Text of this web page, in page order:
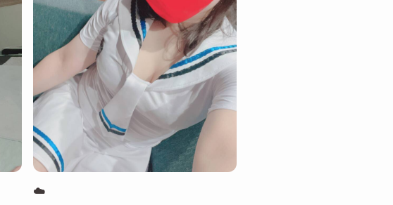
☁️